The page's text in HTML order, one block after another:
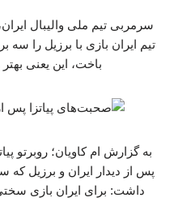
سرمربی تیم ملی والیبال
تیم ایران بازی با برزیل را
باخت، این یعنی
به گزارش ام کاویان؛ روبرتو
پس از دیدار ایران و برزیل که
داشت: برای ایران بازی